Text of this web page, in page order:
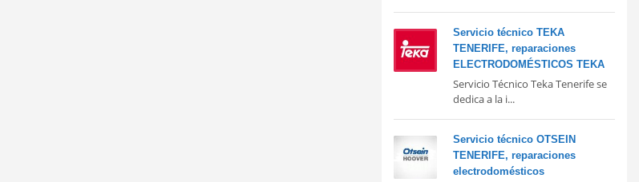
Servicio técnico TEKA
TENERIFE, reparaciones
ELECTRODOMÉSTICOS TEKA
Servicio Técnico Teka Tenerife se
dedica a la i...
Servicio técnico OTSEIN
TENERIFE, reparaciones
electrodomésticos